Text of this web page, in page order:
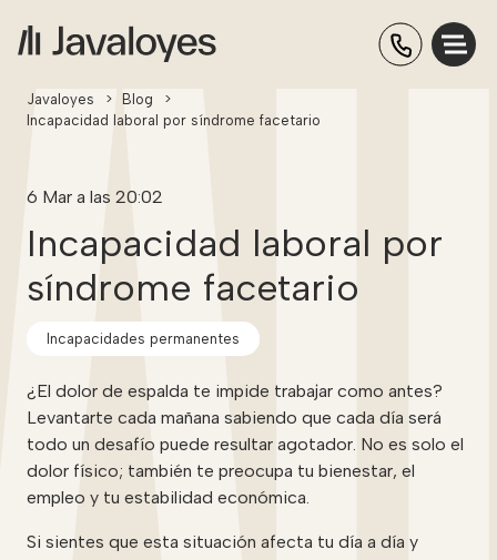
Javaloyes > Blog
>
Incapacidad laboral por síndrome facetario
6 Mar a las 20:02
Incapacidad laboral por
síndrome facetario
Incapacidades permanentes
¿El dolor de espalda te impide trabajar como antes?
Levantarte cada mañana sabiendo que cada día será
todo un desafío puede resultar agotador. No es solo el
dolor físico; también te preocupa tu bienestar, el
empleo y tu estabilidad económica.
Si sientes que esta situación afecta tu día a día y